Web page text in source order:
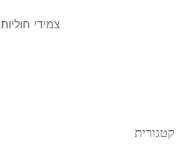
צמידי חוליות
קטגורית